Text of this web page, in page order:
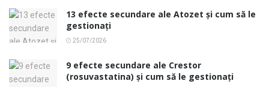
13 efecte secundare ale Atozet și cum să le
gestionați
25/07/2026
9 efecte secundare ale Crestor
(rosuvastatina) și cum să le gestionați